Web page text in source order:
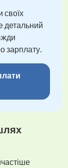
детальний
зарплату.